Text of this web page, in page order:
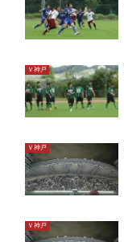
Ｖ神戸
Ｖ神戸
Ｖ神戸